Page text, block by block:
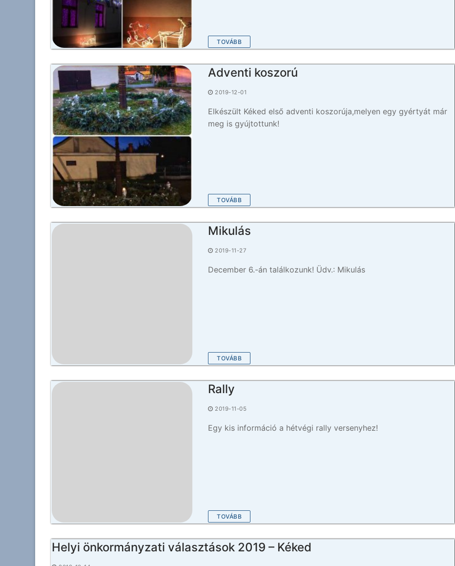
TOVÁBB
Adventi koszorú
2019-12-01
Elkészült Kéked első adventi koszorúja,melyen egy gyértyát már
meg is gyújtottunk!
TOVÁBB
Mikulás
2019-11-27
December 6.-án találkozunk! Üdv.: Mikulás
TOVÁBB
Rally
2019-11-05
Egy kis információ a hétvégi rally versenyhez!
TOVÁBB
Helyi önkormányzati választások 2019 – Kéked